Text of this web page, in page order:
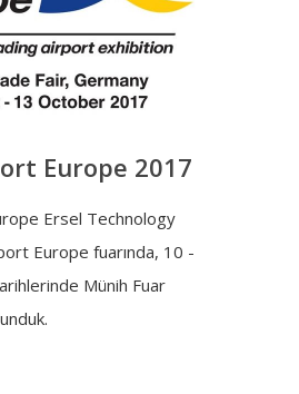
Europe 2017
Ersel Technology
Europe fuarında, 10 -
Münih Fuar